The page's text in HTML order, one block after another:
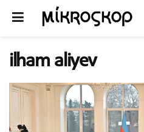
ilham aliyev